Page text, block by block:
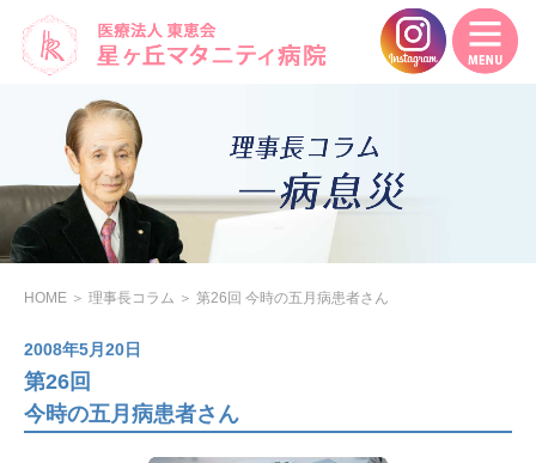
HOME ＞ 理事長コラム ＞ 第26回 今時の五月病患者さん
2008年5月20日
第26回
今時の五月病患者さん